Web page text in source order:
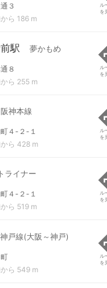
３
ら 186 m
ル
を
駅 夢かもめ
８
ら 255 m
ル
を
阪神本線
４-２-１
ら 428 m
ル
を
ライナー
４-２-１
ら 519 m
ル
を
戸線(大阪～神戸)
ら 549 m
ル
を